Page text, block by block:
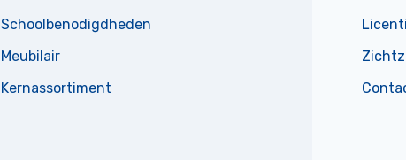
Schoolbenodigdheden
Meubilair
Kernassortiment